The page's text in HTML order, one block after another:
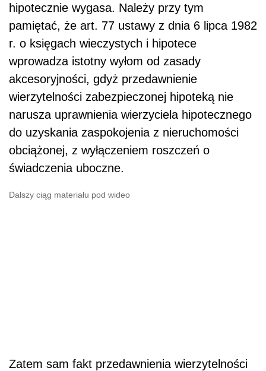
hipotecznie wygasa. Należy przy tym
pamiętać, że art. 77 ustawy z dnia 6 lipca 1982
r. o księgach wieczystych i hipotece
wprowadza istotny wyłom od zasady
akcesoryjności, gdyż przedawnienie
wierzytelności zabezpieczonej hipoteką nie
narusza uprawnienia wierzyciela hipotecznego
do uzyskania zaspokojenia z nieruchomości
obciążonej, z wyłączeniem roszczeń o
świadczenia uboczne.
Dalszy ciąg materiału pod wideo
Zatem sam fakt przedawnienia wierzytelności